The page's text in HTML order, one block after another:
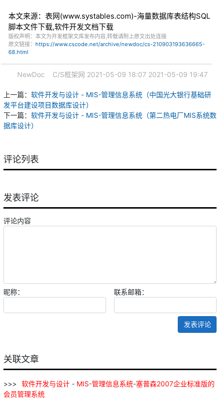
本文来源：表网(www.systables.com)-海量数据库表结构SQL
脚本文件下载,软件开发文档下载
版权声明：本文为开发框架文库发布内容,转载请附上原文出处连接
原文链接： https://www.cscode.net/archive/newdoc/cs-210903193636665-
68.html
NewDoc C/S框架网 2021-05-09 18:07 2021-05-09 19:47
上一篇： 软件开发与设计 - MIS-管理信息系统（中国光大银行基础研
发平台建设项目数据库设计）
下一篇： 软件开发与设计 - MIS-管理信息系统（第二热电厂MIS系统数
据库设计）
评论列表
发表评论
评论内容
昵称： 联系邮箱：
发表评论
关联文章
软件开发与设计 - MIS-管理信息系统-塞普森2007企业标准版的
会员管理系统